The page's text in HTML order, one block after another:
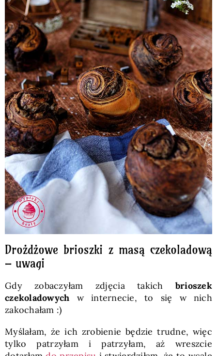
Drożdżowe brioszki z masą czekoladową
– uwagi
Gdy zobaczyłam zdjęcia takich brioszek
czekoladowych w internecie, to się w nich
zakochałam :)
Myślałam, że ich zrobienie będzie trudne, więc
tylko patrzyłam i patrzyłam, aż wreszcie